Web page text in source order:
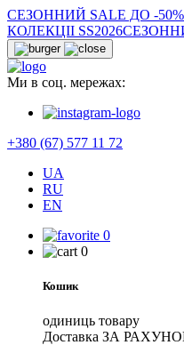
СЕЗОННИЙ SALE ДО -50%
КОЛЕКЦІІ SS2026
Ми в соц. мережах:
+380 (67) 577 11 72
UA
RU
EN
0
0
Кошик
одиниць товару
Доставка ЗА